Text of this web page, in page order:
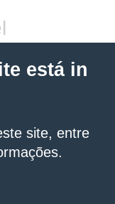
está in
site, entre